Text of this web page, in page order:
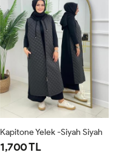
Kapitone Yelek -Siyah Siyah
1,700 TL